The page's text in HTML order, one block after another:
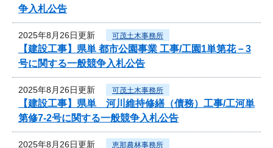
争入札公告
2025年8月26日更新 可茂土木事務所
【建設工事】県単 都市公園事業 工事/工園1単第花－3
号に関する一般競争入札公告
2025年8月26日更新 可茂土木事務所
【建設工事】県単 河川維持修繕（債務）工事/工河単
第修7-2号に関する一般競争入札公告
2025年8月26日更新 恵那農林事務所